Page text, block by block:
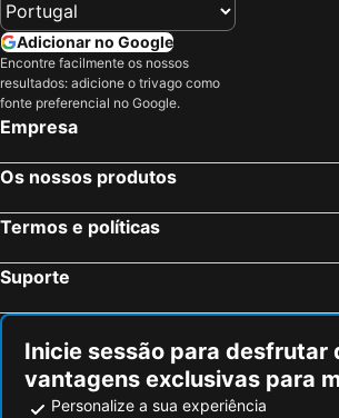
Hotéis em Douro
Hotéis em Serra da Estrela
Hotéis em Costa do Sol
Adicionar no Google
Encontre facilmente os nossos
resultados: adicione o trivago como
fonte preferencial no Google.
Empresa
Os nossos produtos
Termos e políticas
Suporte
Inicie sessão para desfrutar
vantagens exclusivas para
Personalize a sua experiência